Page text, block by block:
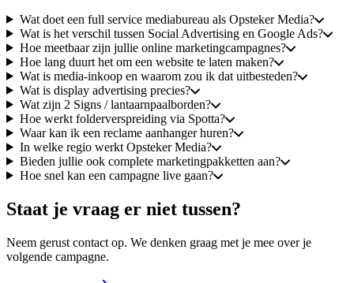
Wat doet een full service mediabureau als Opsteker Media?
Wat is het verschil tussen Social Advertising en Google Ads?
Hoe meetbaar zijn jullie online marketingcampagnes?
Hoe lang duurt het om een website te laten maken?
Wat is media-inkoop en waarom zou ik dat uitbesteden?
Wat is display advertising precies?
Wat zijn 2 Signs / lantaarnpaalborden?
Hoe werkt folderverspreiding via Spotta?
Waar kan ik een reclame aanhanger huren?
In welke regio werkt Opsteker Media?
Bieden jullie ook complete marketingpakketten aan?
Hoe snel kan een campagne live gaan?
Staat je vraag er niet tussen?
Neem gerust contact op. We denken graag met je mee over je
volgende campagne.